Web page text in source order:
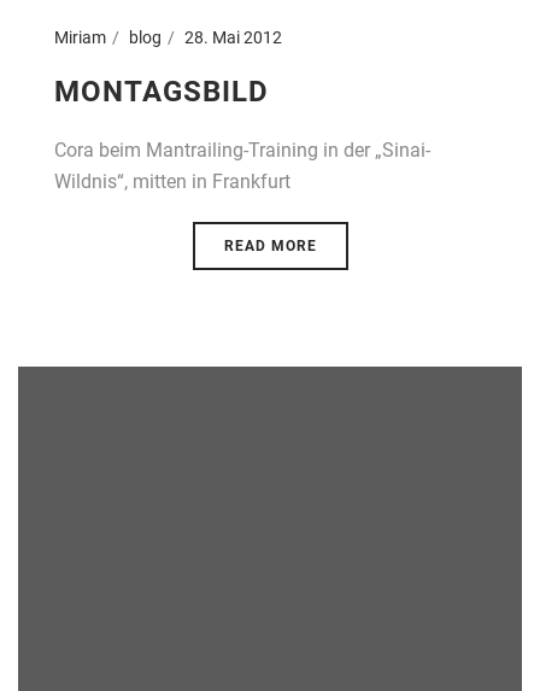
Miriam blog 28. Mai 2012
MONTAGSBILD
Cora beim Mantrailing-Training in der „Sinai-
Wildnis“, mitten in Frankfurt
READ MORE